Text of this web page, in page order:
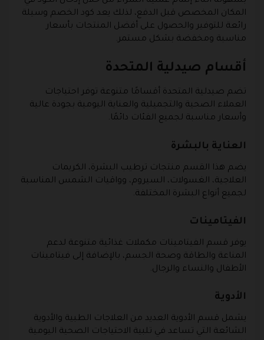
المكان المخصص قبل الدفع، لذلك يعد كود الخصم وسيلة
رائعة للتوفير والحصول على أفضل المنتجات بأسعار
مناسبة ومخفضة بشكل مستمر.
أقسام صيدلية المتحدة
تضم صيدلية المتحدة أقسامًا متنوعة توفر احتياجات
العملاء الصحية والتجميلية والعناية اليومية بجودة عالية
وأسعار مناسبة لجميع الفئات دائمًا.
العناية بالبشرة
يضم هذا القسم منتجات ترطيب البشرة، الكريمات
العلاجية، الغسولات، السيروم، وواقيات الشمس المناسبة
لجميع أنواع البشرة المختلفة.
الفيتامينات
يوفر قسم الفيتامينات مكملات غذائية متنوعة لدعم
المناعة والطاقة وصحة الجسم، بالإضافة إلى فيتامينات
الأطفال والنساء والرجال.
الأدوية
يشمل قسم الأدوية العديد من العلاجات الطبية والأدوية
الشائعة التي تساعد في تلبية الاحتياجات الصحية اليومية